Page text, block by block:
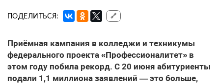
ПОДЕЛИТЬСЯ: 🔗
Приёмная кампания в колледжи и техникумы
федерального проекта «Профессионалитет» в
этом году побила рекорд. С 20 июня абитуриенты
подали 1,1 миллиона заявлений — это больше,